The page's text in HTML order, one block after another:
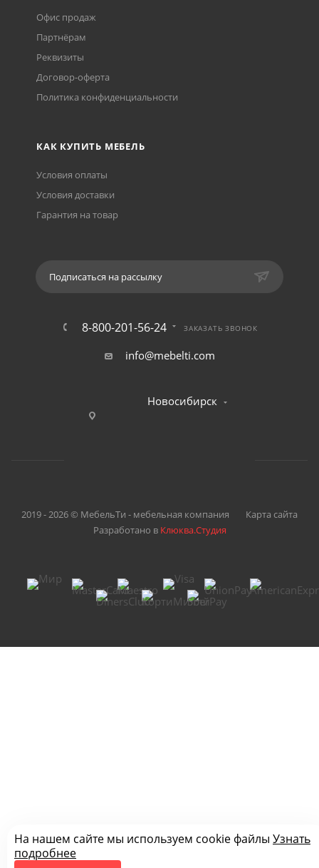
Офис продаж
Партнёрам
Реквизиты
Договор-оферта
Политика конфиденциальности
КАК КУПИТЬ МЕБЕЛЬ
Условия оплаты
Условия доставки
Гарантия на товар
Подписаться на рассылку
8-800-201-56-24 ЗАКАЗАТЬ ЗВОНОК
info@mebelti.com
Новосибирск
2019 - 2026 © МебельТи - мебельная компания
Карта сайта
Разработано в Клюква.Студия
На нашем сайте мы используем cookie файлы Узнать
подробнее